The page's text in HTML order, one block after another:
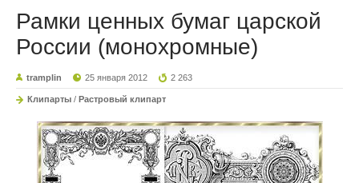
Рамки ценных бумаг царской
России (монохромные)
tramplin 25 января 2012 2 263
Клипарты / Растровый клипарт